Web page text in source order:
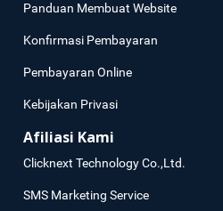
Panduan Membuat Website
Konfirmasi Pembayaran
Pembayaran Online
Kebijakan Privasi
Afiliasi Kami
Clicknext Technology Co.,Ltd.
SMS Marketing Service